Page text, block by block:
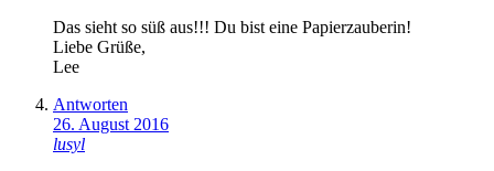
Das sieht so süß aus!!! Du bist eine Papierzauberin!
Liebe Grüße,
Lee
Antworten
26. August 2016
lusyl